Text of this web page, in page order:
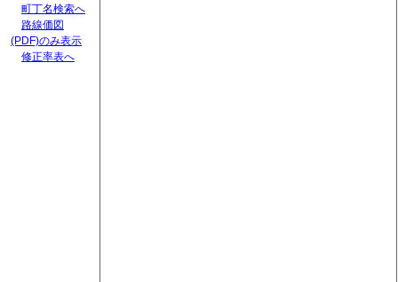
町丁名検索へ
路線価図
(PDF)のみ表示
修正率表へ